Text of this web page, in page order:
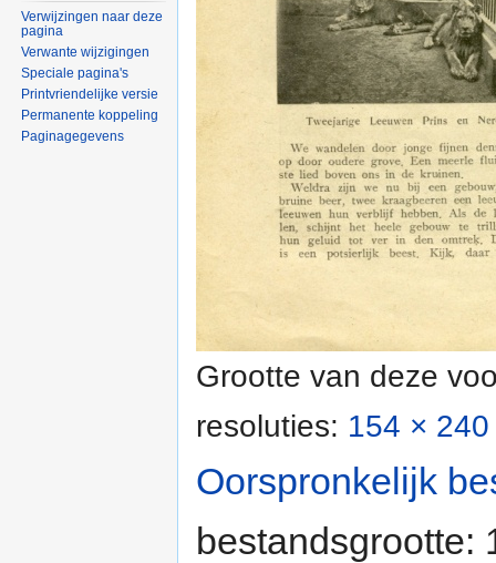
Grootte van deze
resoluties: 154 ×
Oorspronkelijk
bestandsgrootte:
Verwijzingen naar deze
pagina
Verwante wijzigingen
Speciale pagina's
Printvriendelijke versie
Permanente koppeling
Paginagegevens